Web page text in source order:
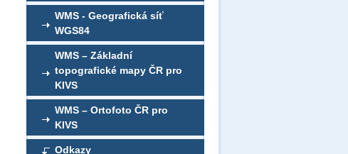
WMS - Geografická síť
WGS84
WMS – Základní
topografické mapy ČR pro
KIVS
WMS – Ortofoto ČR pro
KIVS
Odkazy